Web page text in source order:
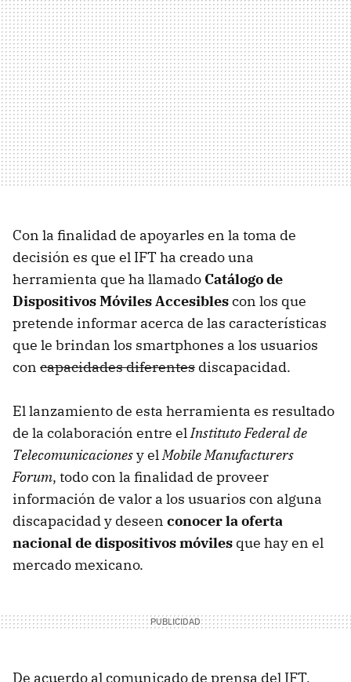
Con la finalidad de apoyarles en la toma de
decisión es que el IFT ha creado una
herramienta que ha llamado Catálogo de
Dispositivos Móviles Accesiblescon los que
pretende informar acerca de las características
que le brindan los smartphones a los usuarios
con capacidades diferentes discapacidad.
El lanzamiento de esta herramienta es resultado
de la colaboración entre elInstituto Federal de
Telecomunicacionesy elMobile Manufacturers
Forum, todo con la finalidad de proveer
información de valor a los usuarios con alguna
discapacidad y deseen conocer la oferta
nacional de dispositivos móviles que hay en el
mercado mexicano.
De acuerdo al comunicado de prensa del IFT,